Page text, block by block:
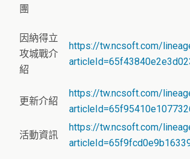
團
因納得立
攻城戰介
紹
https://tw.ncsoft.com/
更新介紹
https://tw.ncsoft.com/
活動資訊
https://tw.ncsoft.com/